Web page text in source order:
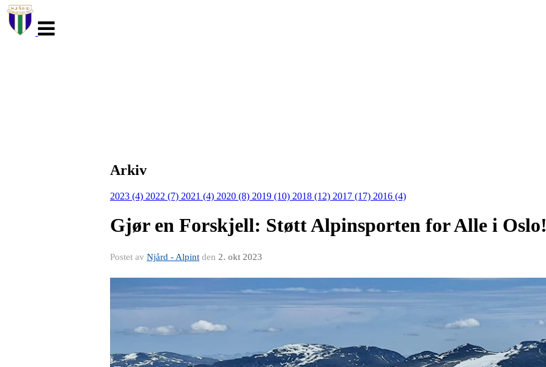
navigasjon
Arkiv
2023 (4) 2022 (7) 2021 (4) 2020 (8) 2019 (10) 2018 (12) 2017 (17) 2016 (4)
Gjør en Forskjell: Støtt Alpinsporten for Alle i Oslo!
Postet av Njård - Alpint den 2. okt 2023